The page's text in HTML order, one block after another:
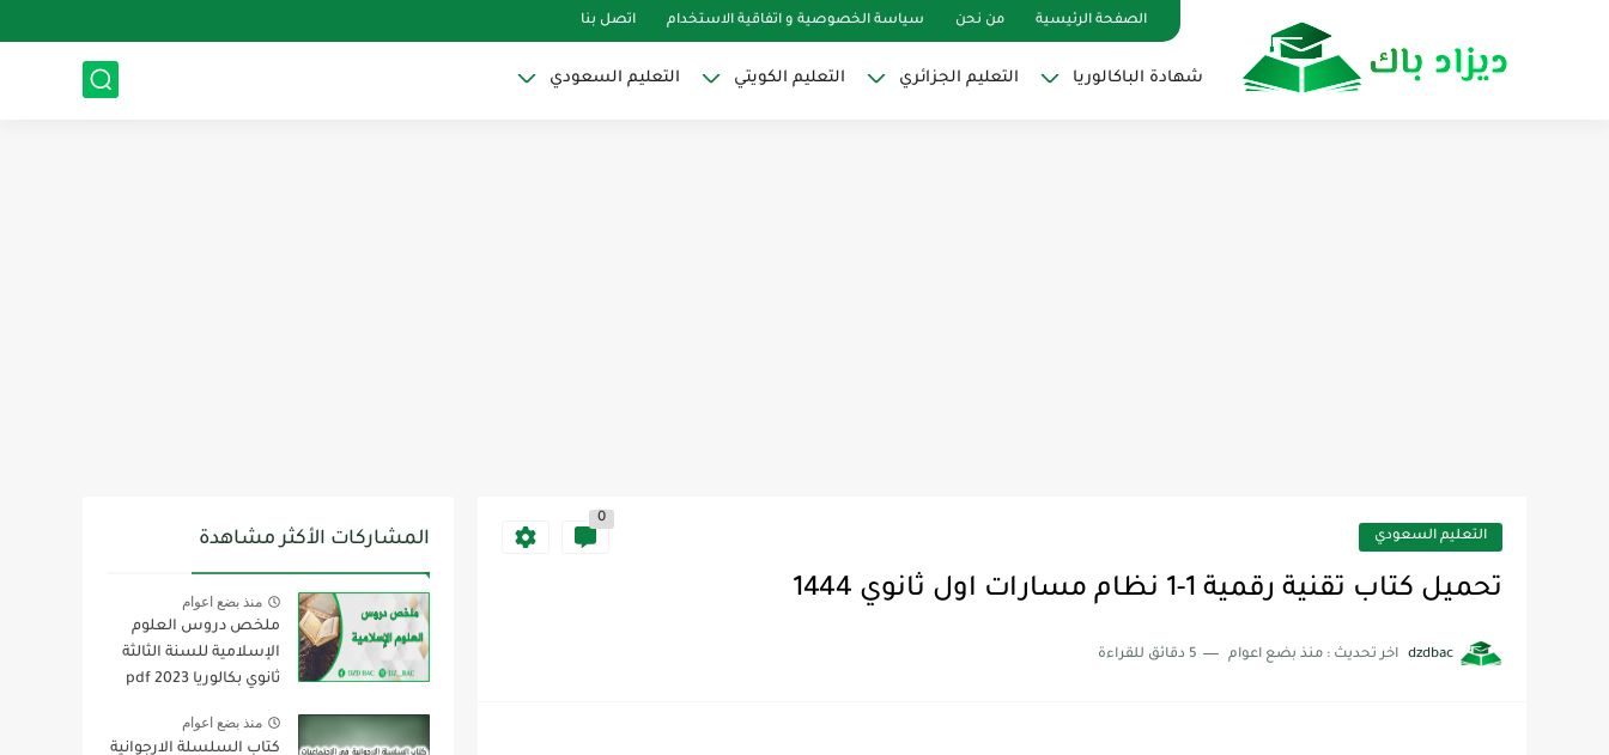
الصفحة الرئيسية من نحن سياسة الخصوصية و اتفاقية الاستخدام اتصل بنا
شهادة الباكالوريا التعليم الجزائري التعليم الكويتي التعليم السعودي
التعليم السعودي
0
تحميل كتاب تقنية رقمية 1-1 نظام مسارات اول ثانوي 1444
dzdbac اخر تحديث : منذ بضع اعوام 5 دقائق للقراءة
المشاركات الأكثر مشاهدة
منذ بضع اعوام
ملخص دروس العلوم
الإسلامية للسنة الثالثة
ثانوي بكالوريا pdf 2023
منذ بضع اعوام
كتاب السلسلة الارجوانية